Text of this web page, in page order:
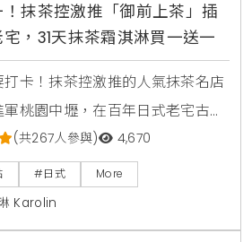
抹茶控激推「御前上茶」插
，31天抹茶霜淇淋買一送一
卡！抹茶控激推的人氣抹茶名店
軍桃園中壢，在百年日式老宅古蹟
落腳，在獨棟的日式老宅中品嚐
園人帶來一秒到京都的錯覺。為
店」推出連續31天桃園市民憑證
優惠。延伸閱讀：辻利茶舗快閃
(共267人參與) 4,670
#日式 More
Karolin